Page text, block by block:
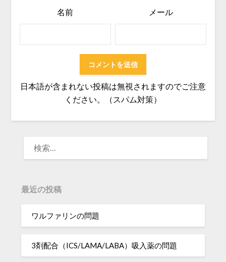
名前 メール
日本語が含まれない投稿は無視されますのでご注意
ください。（スパム対策）
最近の投稿
ワルファリンの問題
3剤配合（ICS/LAMA/LABA）吸入薬の問題